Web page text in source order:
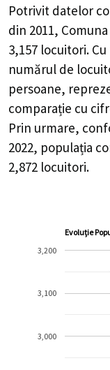
Potrivit datelor
din 2011,
3,157 locuitori.
numărul de
persoane,
comparație cu
Prin urmare,
2022, populația
2,872 locuitori.
Evoluție
3,000
3,100
3,200